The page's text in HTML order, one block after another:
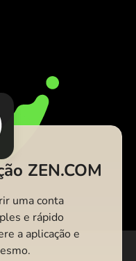
ZEN.COM
uma conta
e rápido
a aplicação e